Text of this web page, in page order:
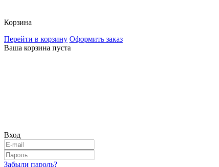
Корзина
Перейти в корзину Оформить заказ
Ваша корзина пуста
Вход
Забыли пароль?